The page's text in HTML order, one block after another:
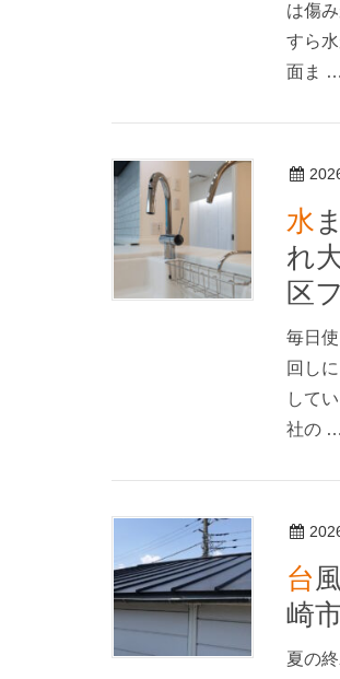
は傷
すら
面ま …
水まわりの素朴な疑問｜キッチン・トイレの「こ
れ
区
毎日
回し
して
社の …
台風・ゲリラ豪雨に備えて、家でできること〜川
崎
夏の